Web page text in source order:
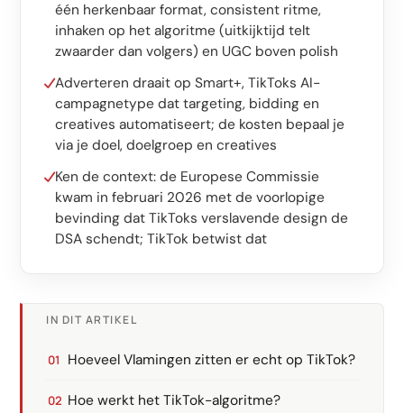
Website
SEO
GEO
Ads
één herkenbaar format, consistent ritme,
inhaken op het algoritme (uitkijktijd telt
zwaarder dan volgers) en UGC boven polish
Adverteren draait op Smart+, TikToks AI-
campagnetype dat targeting, bidding en
creatives automatiseert; de kosten bepaal je
via je doel, doelgroep en creatives
Ken de context: de Europese Commissie
kwam in februari 2026 met de voorlopige
bevinding dat TikToks verslavende design de
DSA schendt; TikTok betwist dat
IN DIT ARTIKEL
Hoeveel Vlamingen zitten er echt op TikTok?
Hoe werkt het TikTok-algoritme?